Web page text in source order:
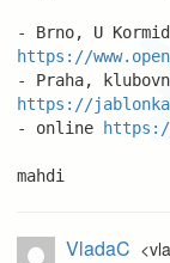
https://
https://
- online
mahdi
VladaC